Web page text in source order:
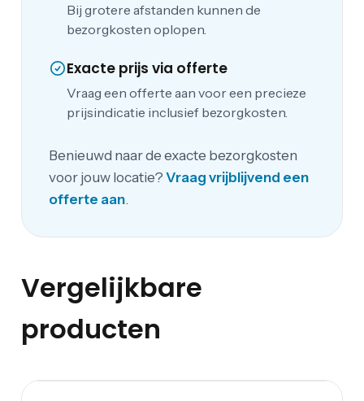
Bij grotere afstanden kunnen de
bezorgkosten oplopen.
Exacte prijs via offerte
Vraag een offerte aan voor een precieze
prijsindicatie inclusief bezorgkosten.
Benieuwd naar de exacte bezorgkosten
voor jouw locatie?Vraag vrijblijvend een
offerte aan.
Vergelijkbare
producten